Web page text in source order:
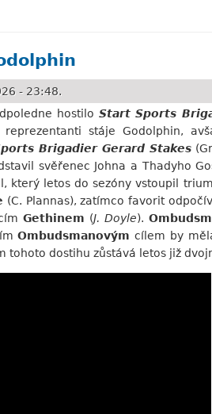
- 23:48.
hostilo Start Sports
stáje Godolphin,
Brigadier Gerard Stakes
svěřenec Johna a Thadyho
který letos do sezóny vstoupil
(C. Plannas), zatímco favorit
Gethinem (J. Doyle).
Ombudsmanovým cílem by
tohoto dostihu zůstává letos již